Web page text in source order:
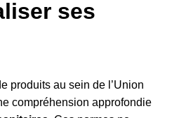
ses
produits au sein de l’Union
compréhension approfondie